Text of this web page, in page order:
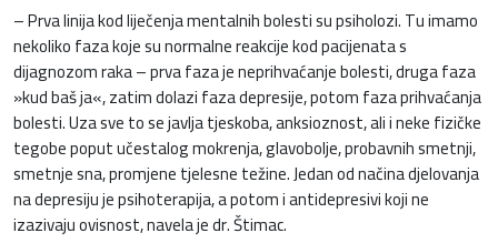
– Prva linija kod liječenja mentalnih bolesti su psiholozi. Tu imamo
nekoliko faza koje su normalne reakcije kod pacijenata s
dijagnozom raka – prva faza je neprihvaćanje bolesti, druga faza
»kud baš ja«, zatim dolazi faza depresije, potom faza prihvaćanja
bolesti. Uza sve to se javlja tjeskoba, anksioznost, ali i neke fizičke
tegobe poput učestalog mokrenja, glavobolje, probavnih smetnji,
smetnje sna, promjene tjelesne težine. Jedan od načina djelovanja
na depresiju je psihoterapija, a potom i antidepresivi koji ne
izazivaju ovisnost, navela je dr. Štimac.